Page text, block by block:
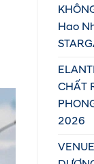
Hao
CHẤT
2026